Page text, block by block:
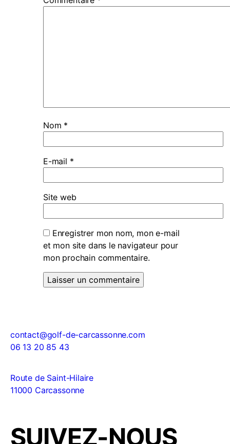
Nom *
E-mail *
Site web
Enregistrer mon nom, mon e-mail
et mon site dans le navigateur pour
mon prochain commentaire.
contact@golf-de-carcassonne.com
06 13 20 85 43
Route de Saint-Hilaire
11000 Carcassonne
SUIVEZ-NOUS